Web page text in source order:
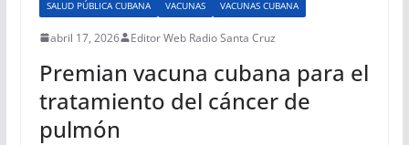
SALUD PÚBLICA CUBANA
VACUNAS VACUNAS CUBANA
abril 17, 2026 Editor Web Radio Santa Cruz
Premian vacuna cubana para el
tratamiento del cáncer de
pulmón